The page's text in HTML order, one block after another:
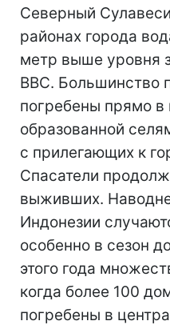
Северный
районах города
метр выше уровня
BBC. Большинство
погребены прямо в
образованной
с прилегающих к
Спасатели
выживших.
Индонезии
особенно в сезон
этого года
когда более 100
погребены в